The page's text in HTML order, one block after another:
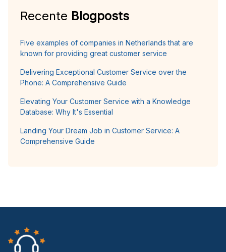
Recente Blogposts
Five examples of companies in Netherlands that are
known for providing great customer service
Delivering Exceptional Customer Service over the
Phone: A Comprehensive Guide
Elevating Your Customer Service with a Knowledge
Database: Why It's Essential
Landing Your Dream Job in Customer Service: A
Comprehensive Guide